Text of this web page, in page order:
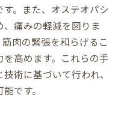
。また、オステオパシ
痛みの軽減を図りま
肉の緊張を和らげるこ
高めます。これらの手
術に基づいて行われ、
です。